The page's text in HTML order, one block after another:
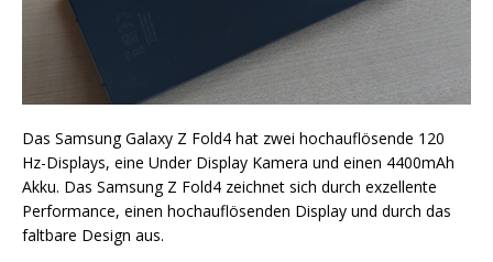
Das Samsung Galaxy Z Fold4 hat zwei hochauflösende 120
Hz-Displays, eine Under Display Kamera und einen 4400mAh
Akku. Das Samsung Z Fold4 zeichnet sich durch exzellente
Performance, einen hochauflösenden Display und durch das
faltbare Design aus.